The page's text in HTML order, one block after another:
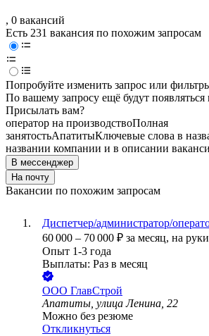
, 0 вакансий
Есть 231 вакансия по похожим запросам
Попробуйте изменить запрос или
По вашему запросу ещё будут
Присылать вам?
оператор на производствоПолная
занятостьАпатитыКлючевые слова в
названии компании и в описании
В мессенджер
На почту
Вакансии по похожим запросам
Диспетчер/администратор/
60 000 – 70 000 ₽ за месяц, на руки
Опыт 1-3 года
Выплаты: Раз в месяц
ООО ГлавСтрой
Апатиты, улица Ленина, 22
Можно без резюме
Откликнуться